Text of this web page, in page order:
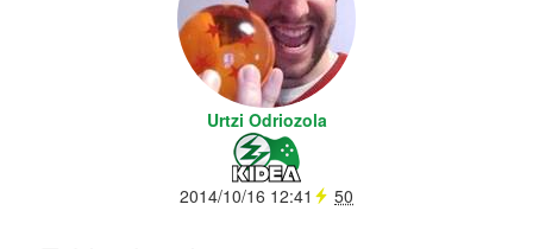
Urtzi Odriozola
2014/10/16 12:41 50